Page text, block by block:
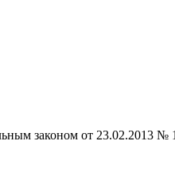
законом от 23.02.2013